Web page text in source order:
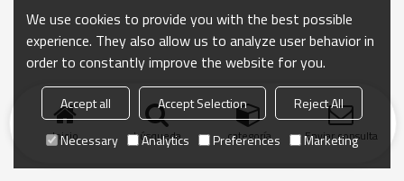
Inicio búsqueda categoría Enviar consulta
We use cookies to provide you with the best possible
experience. They also allow us to analyze user behavior in
order to constantly improve the website for you.
Accept all Accept Selection
Reject All
Necessary
Analytics Preferences Marketing